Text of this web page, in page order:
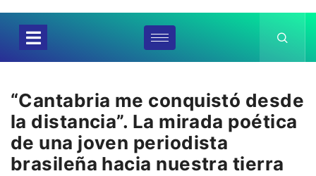
“Cantabria me conquistó desde
la distancia”. La mirada poética
de una joven periodista
brasileña hacia nuestra tierra